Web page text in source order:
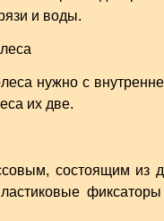
и воды.
нужно с
их две.
состоящим из